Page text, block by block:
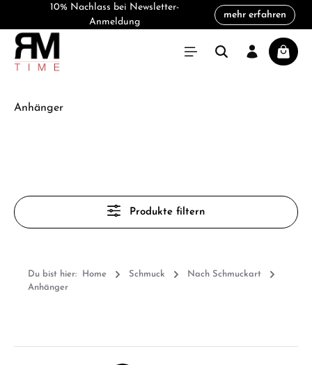
10% Nachlass bei Newsletter-
Anmeldung
mehr erfahren
Anhänger
Produkte filtern
Du bist hier: Home Schmuck
Nach Schmuckart
Anhänger